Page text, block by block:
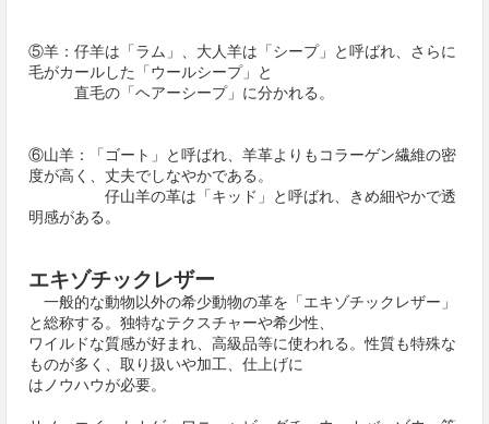
⑤羊：仔羊は「ラム」、大人羊は「シープ」と呼ばれ、さらに
毛がカールした「ウールシープ」と
直毛の「ヘアーシープ」に分かれる。
⑥山羊：「ゴート」と呼ばれ、羊革よりもコラーゲン繊維の密
度が高く、丈夫でしなやかである。
仔山羊の革は「キッド」と呼ばれ、きめ細やかで透
明感がある。
エキゾチックレザー
一般的な動物以外の希少動物の革を「エキゾチックレザー」
と総称する。独特なテクスチャーや希少性、
ワイルドな質感が好まれ、高級品等に使われる。性質も特殊な
ものが多く、取り扱いや加工、仕上げに
はノウハウが必要。